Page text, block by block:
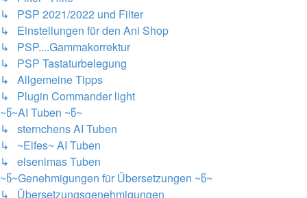
↳ PSP 2021/2022 und Filter
↳ Einstellungen für den Ani Shop
↳ PSP....Gammakorrektur
↳ PSP Tastaturbelegung
↳ Allgemeine Tipps
↳ Plugin Commander light
~წ~AI Tuben ~წ~
↳ sternchens AI Tuben
↳ ~Elfes~ AI Tuben
↳ elsenimas Tuben
~წ~Genehmigungen für Übersetzungen ~წ~
↳ Übersetzungsgenehmigungen